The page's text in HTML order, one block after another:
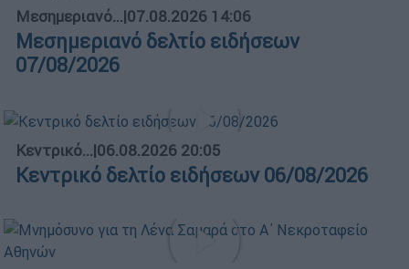
Μεσημεριανό...|07.08.2026 14:06
Μεσημεριανό δελτίο ειδήσεων
07/08/2026
Κεντρικό...|06.08.2026 20:05
Κεντρικό δελτίο ειδήσεων 06/08/2026